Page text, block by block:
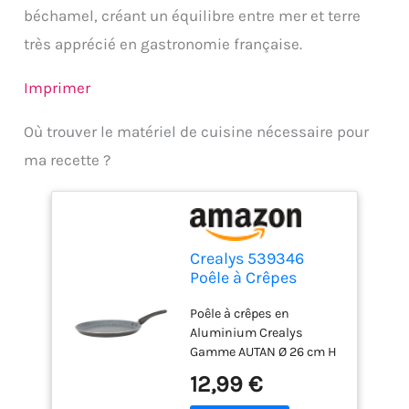
béchamel, créant un équilibre entre mer et terre
très apprécié en gastronomie française.
Imprimer
Où trouver le matériel de cuisine nécessaire pour
ma recette ?
Crealys 539346
Poêle à Crêpes
26cm - Revêtement
Antiadhésif Sain en
Céramique effet
pierre - Crêpière
Coloris Gris -
Poêle à crêpes en
Aluminium Crealys
Gamme AUTAN Ø 26 cm H
Antiadhésif Sain en
12,99 €